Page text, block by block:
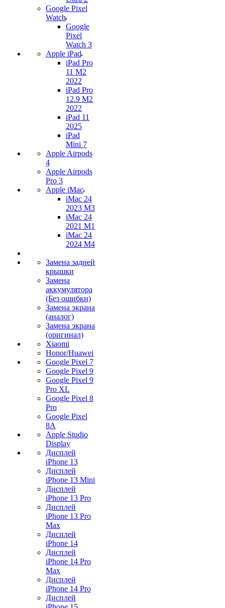
Google Pixel
Watch
Google
Pixel
Watch 3
Apple iPad
iPad Pro
11 M2
2022
iPad Pro
12.9 M2
2022
iPad 11
2025
iPad
Mini 7
Apple Airpods
4
Apple Airpods
Pro 3
Apple iMac
iMac 24
2023 M3
iMac 24
2021 M1
iMac 24
2024 M4
Замена задней
крышки
Замена
аккумулятора
(Без ошибки)
Замена экрана
(аналог)
Замена экрана
(оригинал)
Xiaomi
Honor/Huawei
Google Pixel 7
Google Pixel 9
Google Pixel 9
Pro XL
Google Pixel 8
Pro
Google Pixel
8A
Apple Studio
Display
Дисплей
iPhone 13
Дисплей
iPhone 13 Mini
Дисплей
iPhone 13 Pro
Дисплей
iPhone 13 Pro
Max
Дисплей
iPhone 14
Дисплей
iPhone 14 Pro
Max
Дисплей
iPhone 14 Pro
Дисплей